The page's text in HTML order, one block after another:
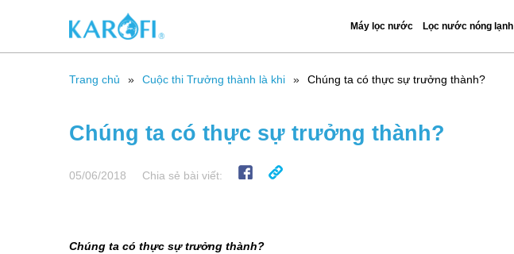
Máy lọc nước Lọc nước nóng lạnh
Trang chủ Cuộc thi Trưởng thành là khi Chúng ta có thực sự trưởng thành?
Chúng ta có thực sự trưởng thành?
05/06/2018 Chia sẻ bài viết:
Chúng ta có thực sự trưởng thành?